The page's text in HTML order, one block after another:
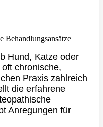
Behandlungsansätze
Hund, Katze oder
chronische,
Praxis zahlreich
die erfahrene
Anregungen für